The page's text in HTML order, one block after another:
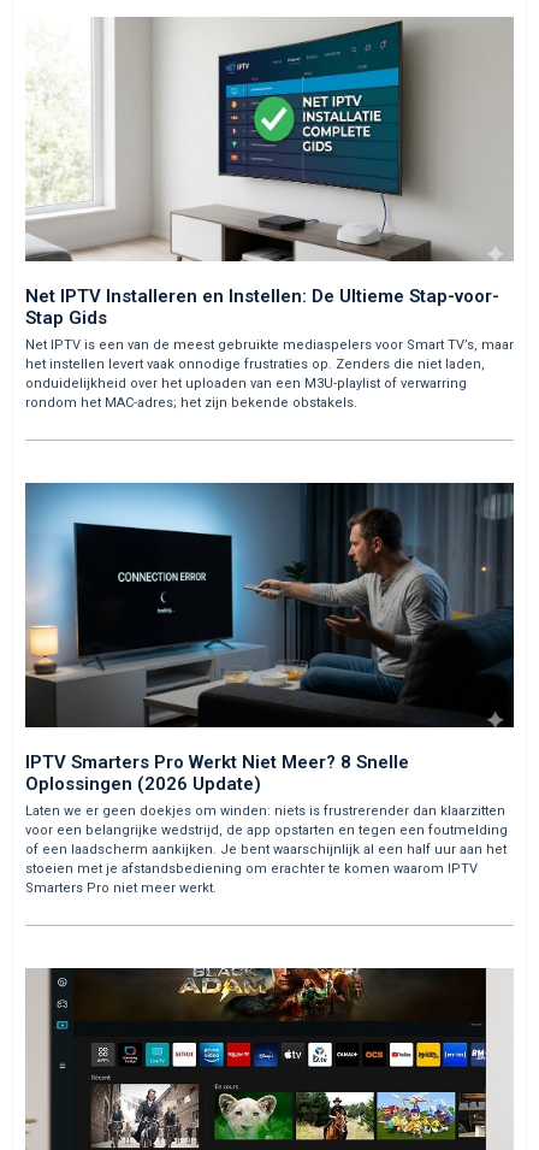
Net IPTV Installeren en Instellen: De Ultieme Stap-voor-
Stap Gids
Net IPTV is een van de meest gebruikte mediaspelers voor Smart TV’s, maar
het instellen levert vaak onnodige frustraties op. Zenders die niet laden,
onduidelijkheid over het uploaden van een M3U-playlist of verwarring
rondom het MAC-adres; het zijn bekende obstakels.
IPTV Smarters Pro Werkt Niet Meer? 8 Snelle
Oplossingen (2026 Update)
Laten we er geen doekjes om winden: niets is frustrerender dan klaarzitten
voor een belangrijke wedstrijd, de app opstarten en tegen een foutmelding
of een laadscherm aankijken. Je bent waarschijnlijk al een half uur aan het
stoeien met je afstandsbediening om erachter te komen waarom IPTV
Smarters Pro niet meer werkt.